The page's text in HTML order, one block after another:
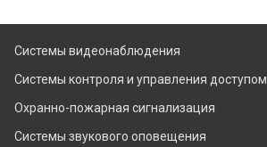
Системы видеонаблюдения
Системы контроля и управления доступом
Охранно-пожарная сигнализация
Системы звукового оповещения